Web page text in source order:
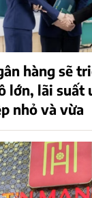
hàng sẽ
lớn, lãi suất
nhỏ và vừa